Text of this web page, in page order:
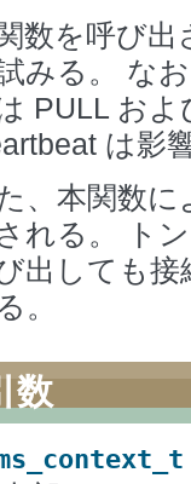
数を呼び出
みる。 な
PULL お
は影
、本関数
れる。 ト
出しても
。
数